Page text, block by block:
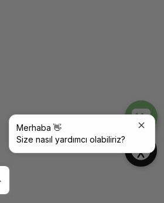
Merhaba 👋
Size nasıl yardımcı olabiliriz?